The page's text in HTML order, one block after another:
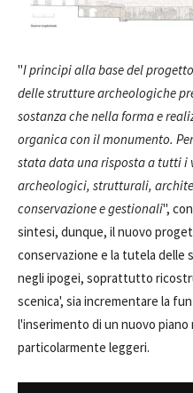
"I principi alla base del
delle strutture archeologiche
sostanza che nella forma e
organica con il monumento.
stata data una risposta a tutti i
archeologici, strutturali,
conservazione e gestionali",
sintesi, dunque, il nuovo
conservazione e la tutela
negli ipogei, soprattutto
scenica', sia incrementare la
l'inserimento di un nuovo
particolarmente leggeri.